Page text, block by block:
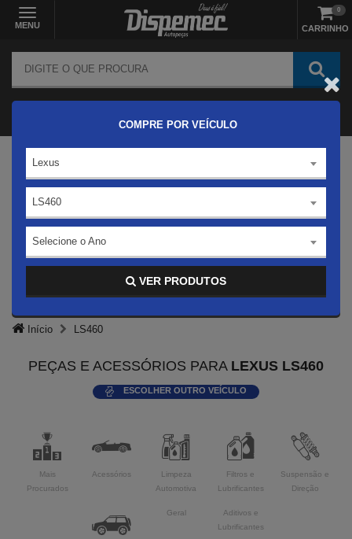
MENU CARRINHO
0
COMPRE POR VEÍCULO
Lexus
LS460
Selecione o Ano
VER PRODUTOS
Início LS460
PEÇAS E ACESSÓRIOS PARA LEXUS LS460
ESCOLHER OUTRO VEÍCULO
Mais
Procurados
Acessórios
Limpeza
Automotiva
Filtros e
Lubrificantes
Suspensão e
Direção
Geral
Aditivos e
Lubrificantes